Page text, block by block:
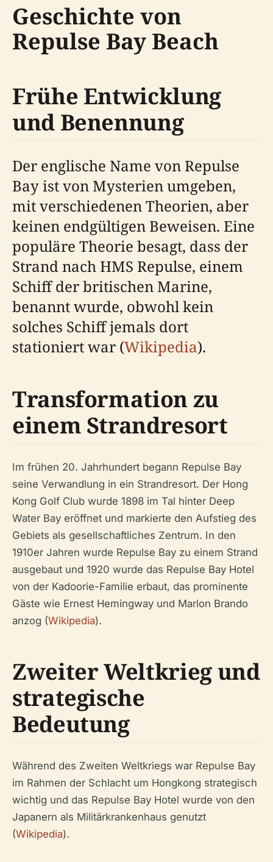
Geschichte von
Repulse Bay Beach
Frühe Entwicklung
und Benennung
Der englische Name von Repulse
Bay ist von Mysterien umgeben,
mit verschiedenen Theorien, aber
keinen endgültigen Beweisen. Eine
populäre Theorie besagt, dass der
Strand nach HMS Repulse, einem
Schiff der britischen Marine,
benannt wurde, obwohl kein
solches Schiff jemals dort
stationiert war (Wikipedia).
Transformation zu
einem Strandresort
Im frühen 20. Jahrhundert begann Repulse Bay
seine Verwandlung in ein Strandresort. Der Hong
Kong Golf Club wurde 1898 im Tal hinter Deep
Water Bay eröffnet und markierte den Aufstieg des
Gebiets als gesellschaftliches Zentrum. In den
1910er Jahren wurde Repulse Bay zu einem Strand
ausgebaut und 1920 wurde das Repulse Bay Hotel
von der Kadoorie-Familie erbaut, das prominente
Gäste wie Ernest Hemingway und Marlon Brando
anzog (Wikipedia).
Zweiter Weltkrieg und
strategische
Bedeutung
Während des Zweiten Weltkriegs war Repulse Bay
im Rahmen der Schlacht um Hongkong strategisch
wichtig und das Repulse Bay Hotel wurde von den
Japanern als Militärkrankenhaus genutzt
(Wikipedia).